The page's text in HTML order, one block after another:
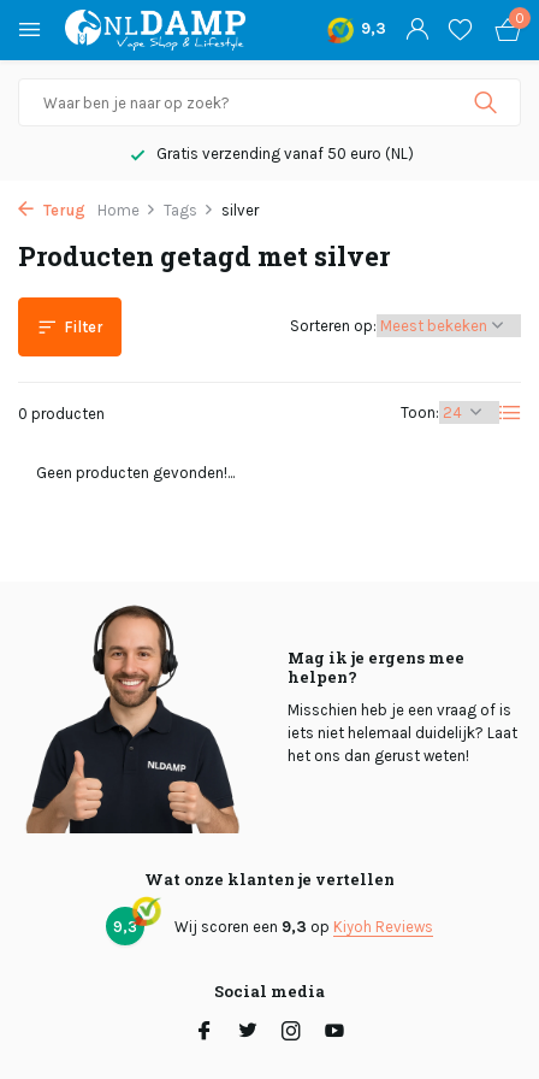
9,3
0
Gratis verzending vanaf 50 euro (NL)
Terug Home Tags silver
Producten getagd met silver
Filter
0 producten Toon:
Sorteren op:
Geen producten gevonden!...
Mag ik je ergens mee
helpen?
Misschien heb je een vraag of is
iets niet helemaal duidelijk? Laat
het ons dan gerust weten!
Wat onze klanten je vertellen
9,3 Wij scoren een 9,3 op Kiyoh Reviews
Social media